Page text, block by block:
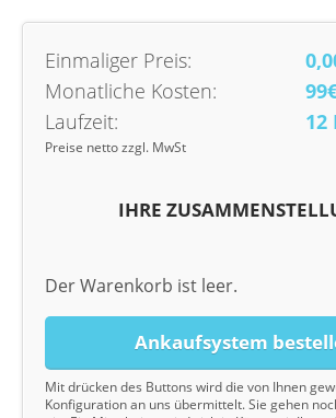
Einmaliger Preis:
Monatliche Kosten:
Laufzeit:
12
Preise netto zzgl. MwSt
IHRE
Der Warenkorb ist leer.
Ankaufsystem
Mit drücken des Buttons wird die von Ihnen
Konfiguration an uns übermittelt. Sie gehen